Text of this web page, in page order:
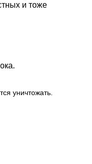
и тоже
уничтожать.